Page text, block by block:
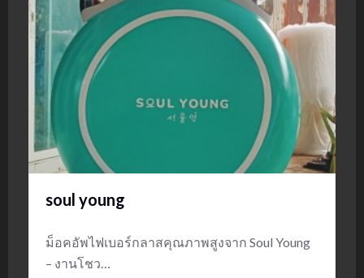
soul young
ม็อคอัพไฟเบอร์กลาสคุณภาพสูงจาก Soul Young
– งานโชว…